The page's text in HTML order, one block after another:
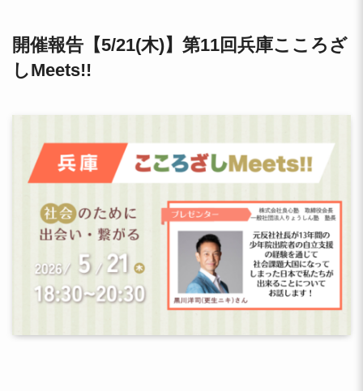
開催報告【5/21(木)】第11回兵庫こころざ
しMeets!!